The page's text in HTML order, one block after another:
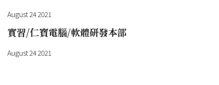
August 24 2021
實習/仁寶電腦/軟體研發本部
August 24 2021